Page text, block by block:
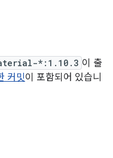
*:1.10.3 이 출
커밋이 포함되어 있습니